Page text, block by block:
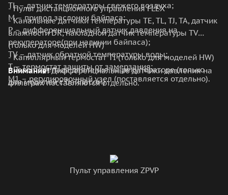
TL – датчик температуры свежего воздуха;
М – привод заслонки байпаса;
P – дифференциальный датчик давления на
рекуператоре(при наличии байпаса);
TV – датчик обратной температуры воды;
T – термостат защиты от замерзания;
М1 – регулировочный узел (поставляется отдельно).
- Пульт дистанционного управления FLEX
- Канальные датчики температуры TE, TL, TJ, TA, датчик
влажности DR, накладной датчик температуры TV
(только для моделей HW)
- Капиллярный термостат TI (только для моделей HW)
- Реле перепада давления на рекуператоре (только
для моделей с байпасом)
Внимание!Дифференциальные датчики давления на
фильтрах поставляются отдельно.
Пульт управления ZPVP